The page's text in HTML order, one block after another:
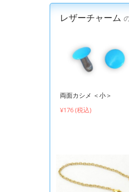
レザーチャーム
両面カシメ ＜小＞
¥176 (税込)